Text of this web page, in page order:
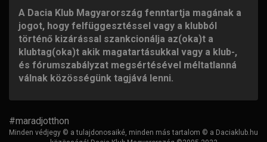
A Dacia Klub Magyarország fenntartja magának a
jogot, hogy felfüggesztéssel vagy a klubból
történő kizárással szankcionálja az(oka)t a
klubtag(oka)t akik magatartásukkal vagy a klub-,
és fórumszabályzat megsértésével méltatlanná
válnak közösségünk tagjává lenni.
#maradjotthon
Minden védjegy © a tulajdonosaiké, minden más tartalom © a Daciaklub.hu